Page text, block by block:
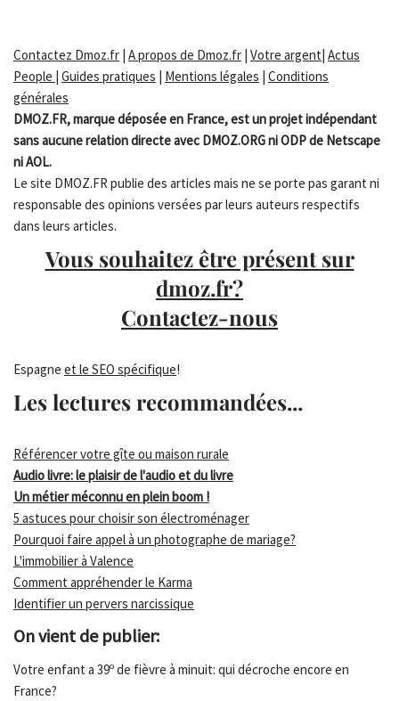
Contactez Dmoz.fr | A propos de Dmoz.fr | Votre argent| Actus
People | Guides pratiques | Mentions légales | Conditions
générales
DMOZ.FR, marque déposée en France, est un projet indépendant
sans aucune relation directe avec DMOZ.ORG ni ODP de Netscape
ni AOL.
Le site DMOZ.FR publie des articles mais ne se porte pas garant ni
responsable des opinions versées par leurs auteurs respectifs
dans leurs articles.
Vous souhaitez être présent sur
dmoz.fr?
Contactez-nous
Espagne et le SEO spécifique!
Les lectures recommandées...
Référencer votre gîte ou maison rurale
Audio livre: le plaisir de l'audio et du livre
Un métier méconnu en plein boom !
5 astuces pour choisir son électroménager
Pourquoi faire appel à un photographe de mariage?
L'immobilier à Valence
Comment appréhender le Karma
Identifier un pervers narcissique
On vient de publier:
Votre enfant a 39º de fièvre à minuit: qui décroche encore en
France?